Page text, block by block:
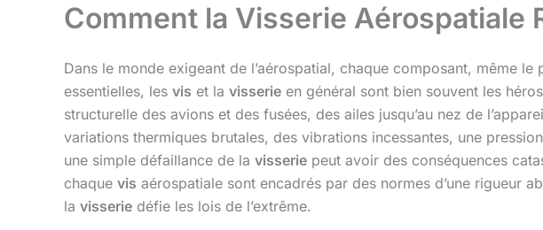
Comment la Visserie Aérospatiale
Dans le monde exigeant de l’aérospatial, chaque composant, même
essentielles, les vis et la visserie en général sont bien souvent les
structurelle des avions et des fusées, des ailes jusqu’au nez de
variations thermiques brutales, des vibrations incessantes, une
une simple défaillance de la visserie peut avoir des conséquences
chaque vis aérospatiale sont encadrés par des normes d’une rigueur
la visserie défie les lois de l’extrême.